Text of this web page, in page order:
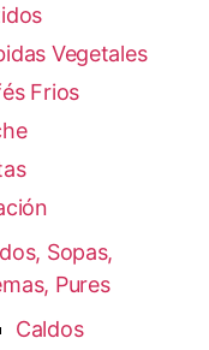
Vegetales
Frios
Sopas,
Pures
Caldos